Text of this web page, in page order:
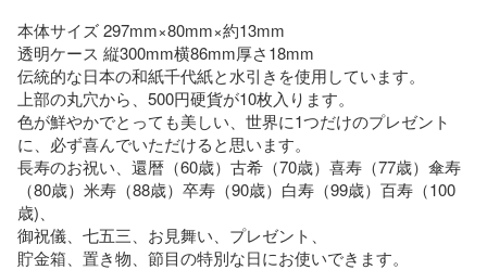
本体サイズ 297mm×80mm×約13mm
透明ケース 縦300mm横86mm厚さ18mm
伝統的な日本の和紙千代紙と水引きを使用しています。
上部の丸穴から、500円硬貨が10枚入ります。
色が鮮やかでとっても美しい、世界に1つだけのプレゼント
に、必ず喜んでいただけると思います。
長寿のお祝い、還暦（60歳）古希（70歳）喜寿（77歳）傘寿
（80歳）米寿（88歳）卒寿（90歳）白寿（99歳）百寿（100
歳)、
御祝儀、七五三、お見舞い、プレゼント、
貯金箱、置き物、節目の特別な日にお使いできます。